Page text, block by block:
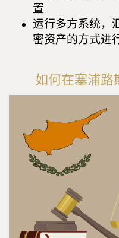
置
运行多方系统，
密资产的方式进
如何在塞浦路